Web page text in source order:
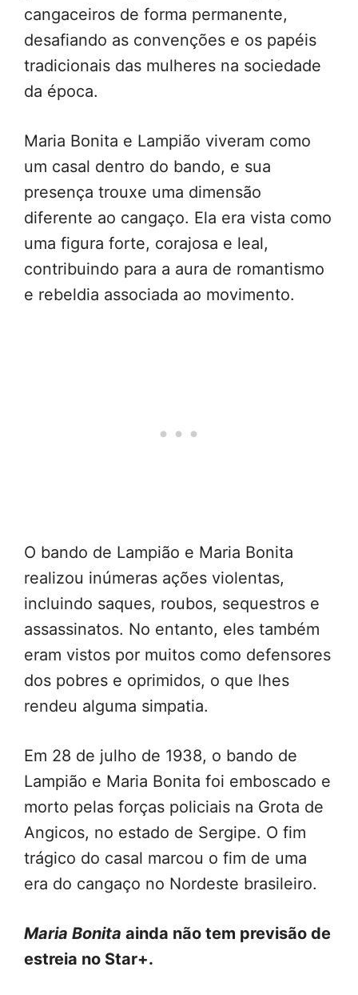
cangaceiros de forma permanente,
desafiando as convenções e os papéis
tradicionais das mulheres na sociedade
da época.
Maria Bonita e Lampião viveram como
um casal dentro do bando, e sua
presença trouxe uma dimensão
diferente ao cangaço. Ela era vista como
uma figura forte, corajosa e leal,
contribuindo para a aura de romantismo
e rebeldia associada ao movimento.
O bando de Lampião e Maria Bonita
realizou inúmeras ações violentas,
incluindo saques, roubos, sequestros e
assassinatos. No entanto, eles também
eram vistos por muitos como defensores
dos pobres e oprimidos, o que lhes
rendeu alguma simpatia.
Em 28 de julho de 1938, o bando de
Lampião e Maria Bonita foi emboscado e
morto pelas forças policiais na Grota de
Angicos, no estado de Sergipe. O fim
trágico do casal marcou o fim de uma
era do cangaço no Nordeste brasileiro.
Maria Bonita ainda não tem previsão de
estreia no Star+.